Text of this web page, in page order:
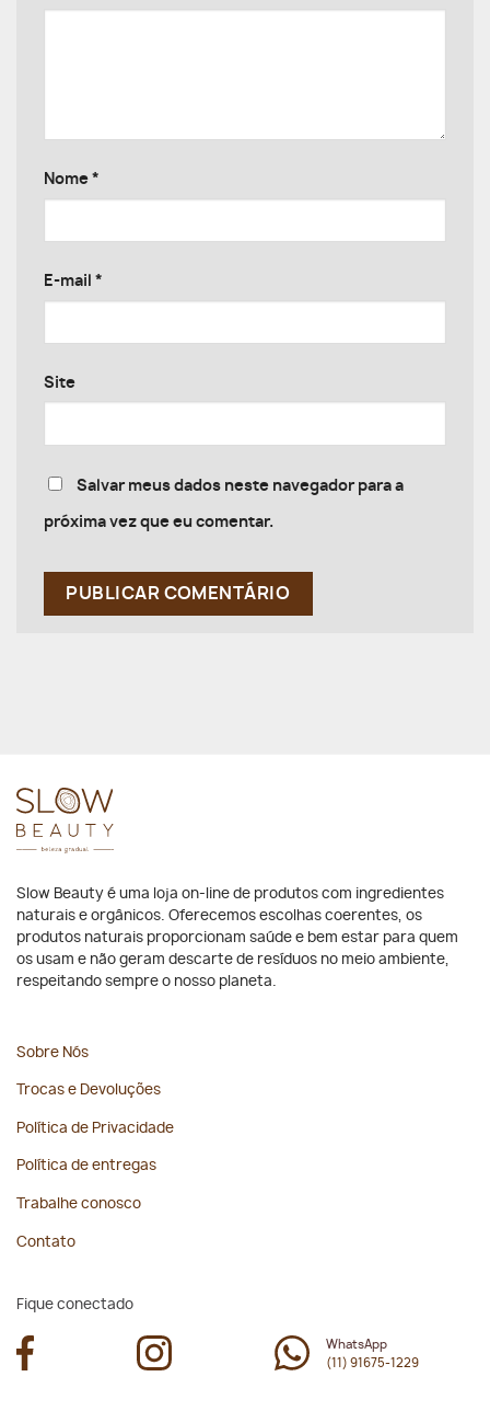
Nome *
E-mail *
Site
Salvar meus dados neste navegador para a
próxima vez que eu comentar.
Slow Beauty é uma loja on-line de produtos com ingredientes
naturais e orgânicos. Oferecemos escolhas coerentes, os
produtos naturais proporcionam saúde e bem estar para quem
os usam e não geram descarte de resíduos no meio ambiente,
respeitando sempre o nosso planeta.
Sobre Nós
Trocas e Devoluções
Política de Privacidade
Política de entregas
Trabalhe conosco
Contato
Fique conectado
WhatsApp
(11) 91675-1229